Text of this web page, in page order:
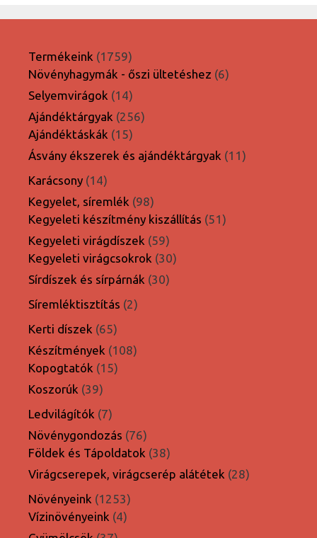
Termékeink 17591759
termék
Növényhagymák - őszi ültetéshez 66
Selyemvirágok 1414
termék
Ajándéktárgyak 256256
Ajándéktáskák 1515
termék
Ásvány ékszerek és ajándéktárgyak 1111
Karácsony 1414
termék
Kegyelet, síremlék 9898
termék
Kegyeleti készítmény kiszállítás 5151
Kegyeleti virágdíszek 5959
termék
Kegyeleti virágcsokrok 3030
Sírdíszek és sírpárnák 3030
Síremléktisztítás 22
Kerti díszek 6565
termék
Készítmények 108108
Kopogtatók 1515
Koszorúk 3939
termék
Ledvilágítók 77
termék
Növénygondozás 7676
termék
Földek és Tápoldatok 3838
termék
Virágcserepek, virágcserép alátétek 2828
Növényeink 12531253
termék
Vízinövényeink 44